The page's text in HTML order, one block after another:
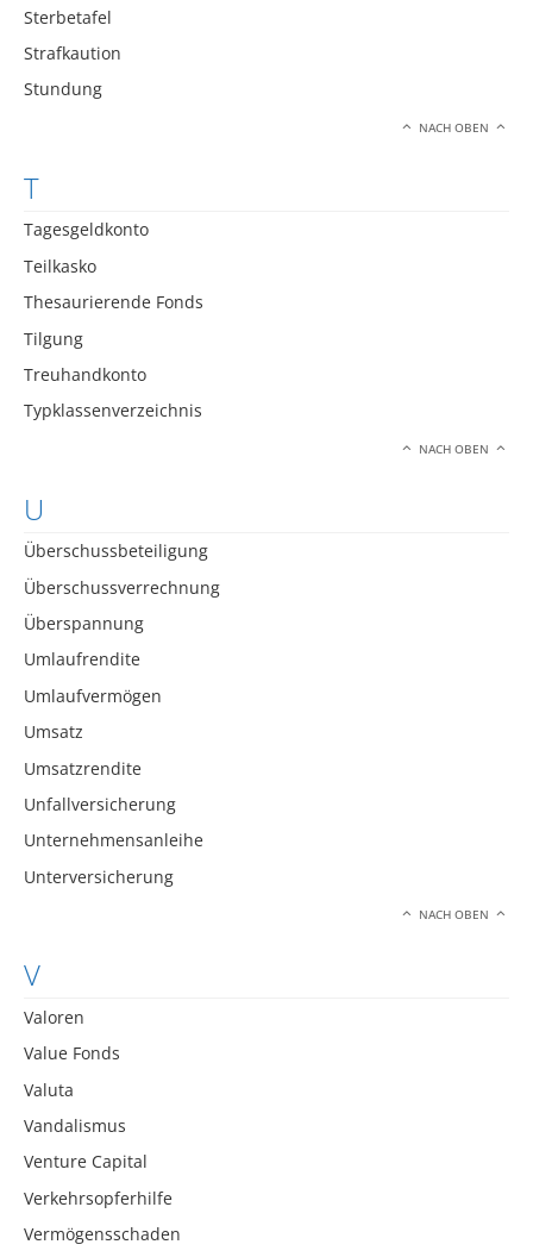
Sterbetafel
Strafkaution
Stundung
NACH OBEN
T
Tagesgeldkonto
Teilkasko
Thesaurierende Fonds
Tilgung
Treuhandkonto
Typklassenverzeichnis
NACH OBEN
U
Überschussbeteiligung
Überschussverrechnung
Überspannung
Umlaufrendite
Umlaufvermögen
Umsatz
Umsatzrendite
Unfallversicherung
Unternehmensanleihe
Unterversicherung
NACH OBEN
V
Valoren
Value Fonds
Valuta
Vandalismus
Venture Capital
Verkehrsopferhilfe
Vermögensschaden